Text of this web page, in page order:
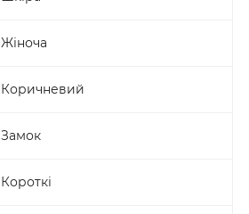
Жіноча
Коричневий
Замок
Короткі